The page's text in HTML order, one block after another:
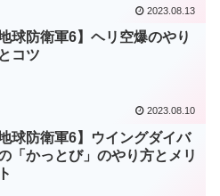
2023.08.13
地球防衛軍6】ヘリ空爆のやり
コツ
2023.08.10
地球防衛軍6】ウイングダイバ
「かっとび」のやり方とメリ